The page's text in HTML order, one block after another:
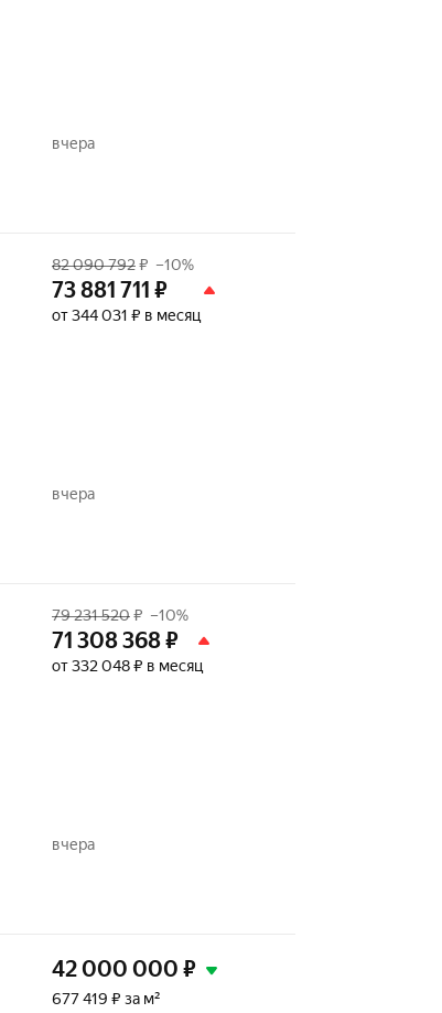
вчера
82 090 792₽ –10%
73 881 711 ₽
от 344 031 ₽ в месяц
вчера
79 231 520₽ –10%
71 308 368₽
от 332 048 ₽ в месяц
вчера
42 000 000 ₽
677 419 ₽ за м²